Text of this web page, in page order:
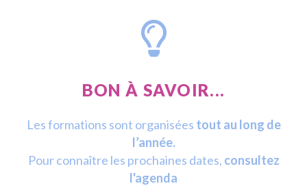
BON À SAVOIR...
Les formations sont organisées tout au long de
l’année.
Pour connaître les prochaines dates, consultez
l'agenda